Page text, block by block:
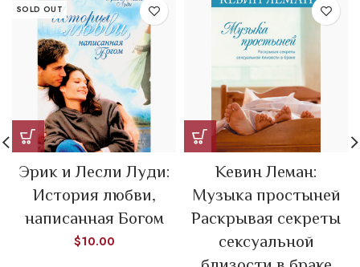
SOLD OUT
Эрик и Лесли Луди:
История любви,
написанная Богом
$10.00
Кевин Леман:
Музыка простыней
Раскрывая секреты
сексуальной